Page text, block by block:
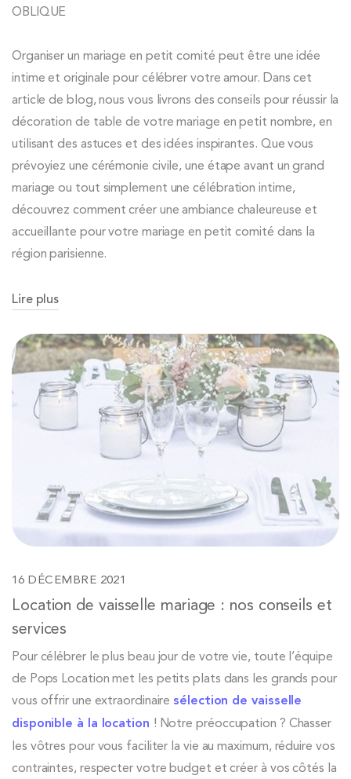
OBLIQUE
Organiser un mariage en petit comité peut être une idée
intime et originale pour célébrer votre amour. Dans cet
article de blog, nous vous livrons des conseils pour réussir la
décoration de table de votre mariage en petit nombre, en
utilisant des astuces et des idées inspirantes. Que vous
prévoyiez une cérémonie civile, une étape avant un grand
mariage ou tout simplement une célébration intime,
découvrez comment créer une ambiance chaleureuse et
accueillante pour votre mariage en petit comité dans la
région parisienne.
Lire plus
16 DÉCEMBRE 2021
Location de vaisselle mariage : nos conseils et
services
Pour célébrer le plus beau jour de votre vie, toute l’équipe
de Pops Location met les petits plats dans les grands pour
vous offrir une extraordinaire sélection de vaisselle
disponible à la location ! Notre préoccupation ? Chasser
les vôtres pour vous faciliter la vie au maximum, réduire vos
contraintes, respecter votre budget et créer à vos côtés la